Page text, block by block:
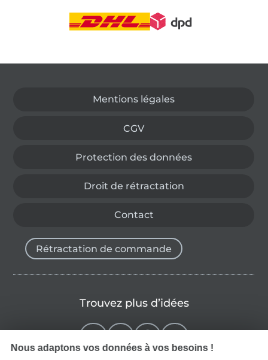
Mentions légales
CGV
Protection des données
Droit de rétractation
Contact
Rétractation de commande
Trouvez plus d’idées
Nous adaptons vos données à vos besoins !